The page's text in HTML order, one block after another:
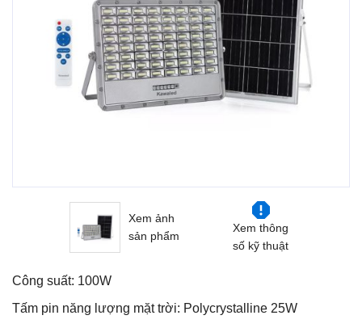
Xem ảnh
sản phẩm
Xem thông
số kỹ thuật
Công suất: 100W
Tấm pin năng lượng mặt trời: Polycrystalline 25W